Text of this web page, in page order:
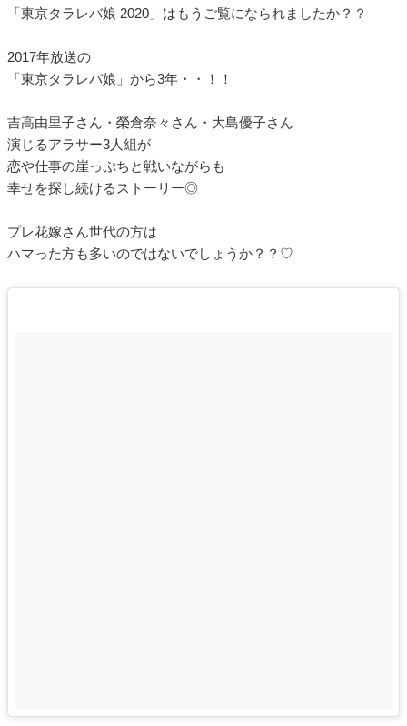
「東京タラレバ娘 2020」はもうご覧になられましたか？？
2017年放送の
「東京タラレバ娘」から3年・・！！
吉高由里子さん・榮倉奈々さん・大島優子さん
演じるアラサー3人組が
恋や仕事の崖っぷちと戦いながらも
幸せを探し続けるストーリー◎
プレ花嫁さん世代の方は
ハマった方も多いのではないでしょうか？？♡